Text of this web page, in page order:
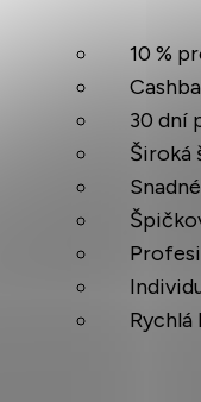
10 %
30 dní
Široká
Rychlá